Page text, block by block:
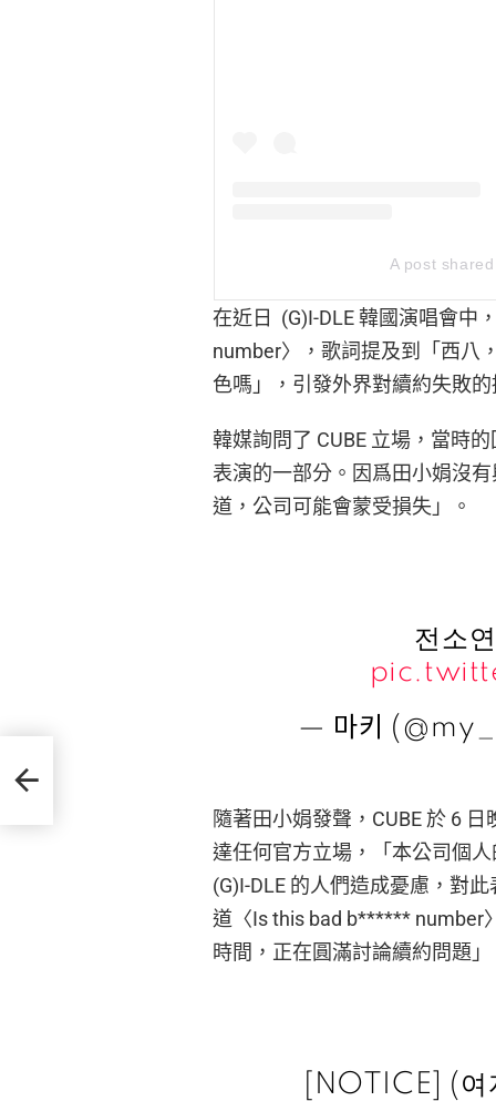
A post
在近日 (G)I-DLE 韓國演唱會中
number〉，歌詞提及到「西八
色嗎」，引發外界對續約失敗
韓媒詢問了 CUBE 立場，當時
表演的一部分。因爲田小娟沒
道，公司可能會蒙受損失」。
전소
— 마키
隨著田小娟發聲，CUBE 於 6
達任何官方立場，「本公司個
(G)I-DLE 的人們造成憂慮，對
道〈Is this bad b****** number
時間，正在圓滿討論續約問題」
[NOTICE] (여